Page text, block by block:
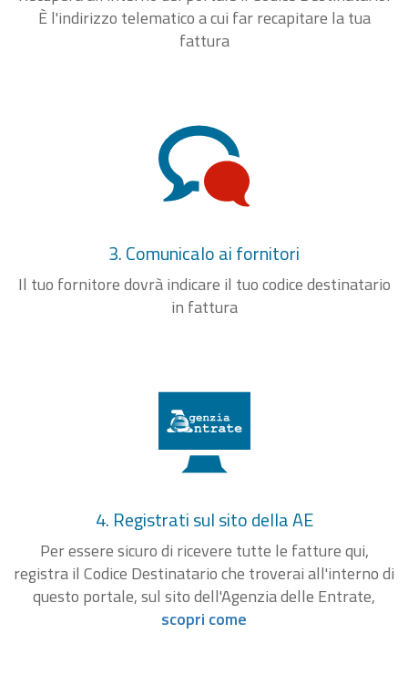
È l'indirizzo telematico a cui far recapitare la tua
fattura
3. Comunicalo ai fornitori
Il tuo fornitore dovrà indicare il tuo codice destinatario
in fattura
4. Registrati sul sito della AE
Per essere sicuro di ricevere tutte le fatture qui,
registra il Codice Destinatario che troverai all'interno di
questo portale, sul sito dell'Agenzia delle Entrate,
scopri come